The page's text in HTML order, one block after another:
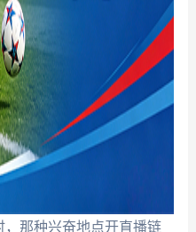
那种兴奋地点开直播链